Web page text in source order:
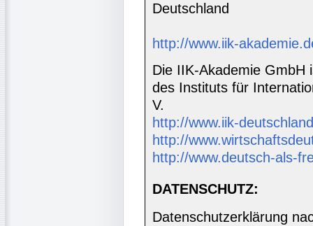
Deutschland
http://www.iik-
Die IIK-Akademie GmbH
des Instituts für
V.
http://www.iik-
http://
http://www.deutsch-als-
DATENSCHUTZ:
Datenschutzerklärung